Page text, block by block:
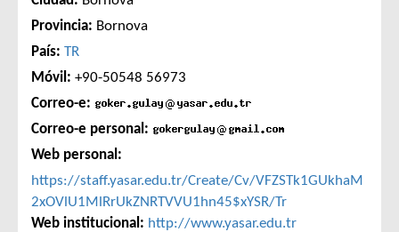
Provincia: Bornova
País: TR
Móvil: +90-50548 56973
Correo-e:
Correo-e personal:
Web personal:
https://staff.yasar.edu.tr/Create/Cv/VFZSTk1GUkhaM
2xOVlU1MlRrUkZNRTVVU1hn45$xYSR/Tr
Web institucional: http://www.yasar.edu.tr